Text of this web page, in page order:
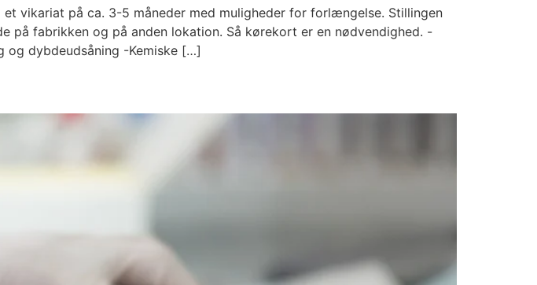
vikariat på ca. 3-5 måneder med muligheder for forlængelse. Stillingen
på fabrikken og på anden lokation. Så kørekort er en nødvendighed. -
og dybdeudsåning -Kemiske […]